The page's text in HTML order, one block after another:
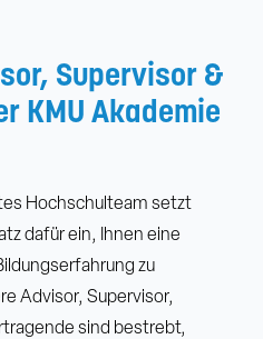
Supervisor &
KMU Akademie
Hochschulteam setzt
dafür ein, Ihnen eine
zu
Advisor, Supervisor,
sind bestrebt,